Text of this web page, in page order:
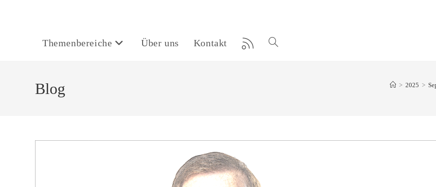
Themenbereiche Über uns Kontakt Website-
Blog > 2025 >